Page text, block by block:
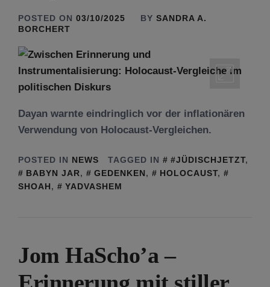
POSTED ON 03/10/2025 BY SANDRA A.
BORCHERT
Dayan warnte eindringlich vor der inflationären
Verwendung von Holocaust-Vergleichen.
POSTED IN NEWS TAGGED IN #JÜDISCHJETZT,
BABYN JAR, GEDENKEN, HOLOCAUST,
SHOAH, YADVASHEM
Jom HaScho’a –